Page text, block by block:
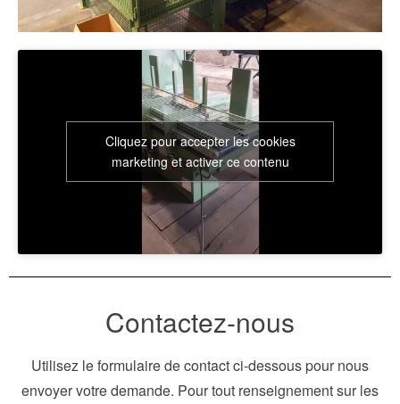
Cliquez pour accepter les cookies
marketing et activer ce contenu
Contactez-nous
Utilisez le formulaire de contact ci-dessous pour nous
envoyer votre demande. Pour tout renseignement sur les